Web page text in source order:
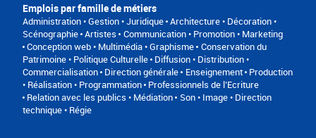
Emplois par famille de métiers
Administration • Gestion • Juridique Architecture • Décoration •
Scénographie Artistes
Communication • Promotion • Marketing
Conception web • Multimédia • Graphisme Conservation du
Patrimoine • Politique Culturelle Diffusion • Distribution •
Commercialisation Direction générale Enseignement Production
• Réalisation • Programmation Professionnels de l’Ecriture
Relation avec les publics • Médiation
Son • Image • Direction
technique • Régie